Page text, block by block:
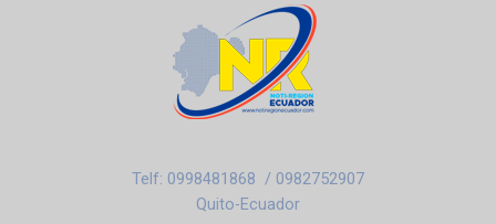
Telf: 0998481868 / 0982752907
Quito-Ecuador